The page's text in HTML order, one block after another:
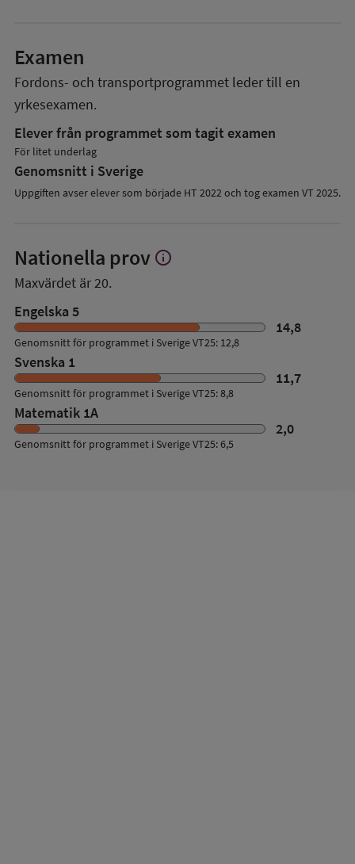
Examen
Fordons- och transportprogrammet leder till en
yrkesexamen.
Elever från programmet som tagit examen
För litet underlag
Genomsnitt i Sverige
Uppgiften avser elever som började HT 2022 och tog examen VT 2025.
Nationella prov Visa
prov
info
Maxvärdet är 20.
Engelska 5
14,8
Genomsnitt för programmet i Sverige VT25: 12,8
Svenska 1
11,7
Genomsnitt för programmet i Sverige VT25: 8,8
Matematik 1A
2,0
Genomsnitt för programmet i Sverige VT25: 6,5